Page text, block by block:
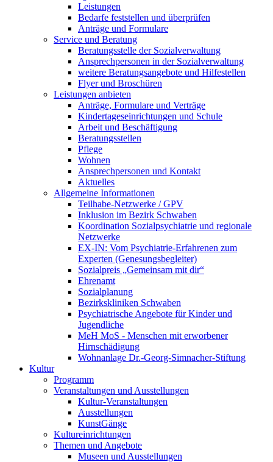
Leistungen
Bedarfe feststellen und überprüfen
Anträge und Formulare
Service und Beratung
Beratungsstelle der Sozialverwaltung
Ansprechpersonen in der Sozialverwaltung
weitere Beratungsangebote und Hilfestellen
Flyer und Broschüren
Leistungen anbieten
Anträge, Formulare und Verträge
Kindertageseinrichtungen und Schule
Arbeit und Beschäftigung
Beratungsstellen
Pflege
Wohnen
Ansprechpersonen und Kontakt
Aktuelles
Allgemeine Informationen
Teilhabe-Netzwerke / GPV
Inklusion im Bezirk Schwaben
Koordination Sozialpsychiatrie und regionale
Netzwerke
EX-IN: Vom Psychiatrie-Erfahrenen zum
Experten (Genesungsbegleiter)
Sozialpreis „Gemeinsam mit dir“
Ehrenamt
Sozialplanung
Bezirkskliniken Schwaben
Psychiatrische Angebote für Kinder und
Jugendliche
MeH MoS - Menschen mit erworbener
Hirnschädigung
Wohnanlage Dr.-Georg-Simnacher-Stiftung
Kultur
Programm
Veranstaltungen und Ausstellungen
Kultur-Veranstaltungen
Ausstellungen
KunstGänge
Kultureinrichtungen
Themen und Angebote
Museen und Ausstellungen